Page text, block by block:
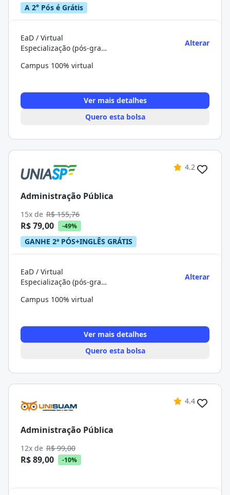
A 2° Pós é Grátis
EaD / Virtual
Especialização (pós-graduação)
Alterar
Campus 100% virtual
Ver mais detalhes
Quero esta bolsa
4.2
Administração Pública
15x de R$ 155,76
R$ 79,00 -49%
GANHE 2ª PÓS+INGLÊS GRÁTIS
EaD / Virtual
Especialização (pós-graduação)
Alterar
Campus 100% virtual
Ver mais detalhes
Quero esta bolsa
4.4
Administração Pública
12x de R$ 99,00
R$ 89,00 -10%